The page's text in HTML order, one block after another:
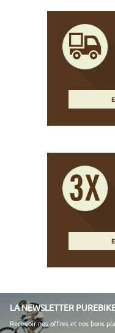
LA NEWSLETTER
Recevoir nos offres et nos bons